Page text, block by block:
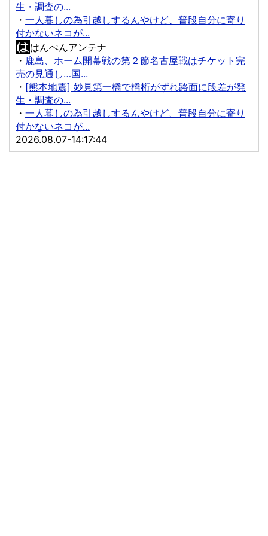
生・調査の...
・ 一人暮しの為引越しするんやけど、普段自分に寄り
付かないネコが...
はんぺんアンテナ
・ 鹿島、ホーム開幕戦の第２節名古屋戦はチケット完
売の見通し…国...
・ [熊本地震] 妙見第一橋で橋桁がずれ路面に段差が発
生・調査の...
・ 一人暮しの為引越しするんやけど、普段自分に寄り
付かないネコが...
2026.08.07-14:17:44